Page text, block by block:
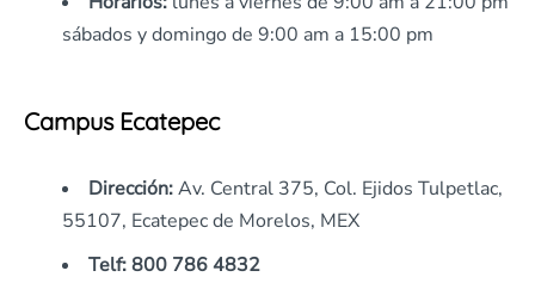
sábados y domingo de 9:00 am a 15:00 pm
Campus Ecatepec
Dirección:Av. Central 375, Col. Ejidos Tulpetlac,
55107, Ecatepec de Morelos, MEX
Telf:800 786 4832